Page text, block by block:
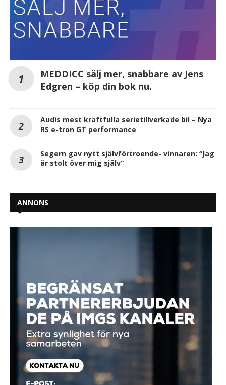
MEDDICC sälj mer, snabbare av Jens
Edgren – köp din bok nu.
Audis mest kraftfulla serietillverkade bil – Nya
RS e-tron GT performance
Segern gav nytt självförtroende- vinnaren: “Jag
är stolt över mig själv”
ANNONS